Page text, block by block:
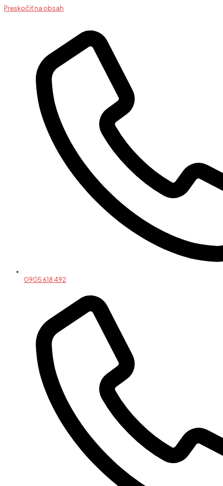
Preskočiť na obsah
0905 618 492